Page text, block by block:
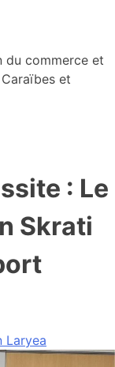
du commerce et
et
: Le
Skrati
Laryea